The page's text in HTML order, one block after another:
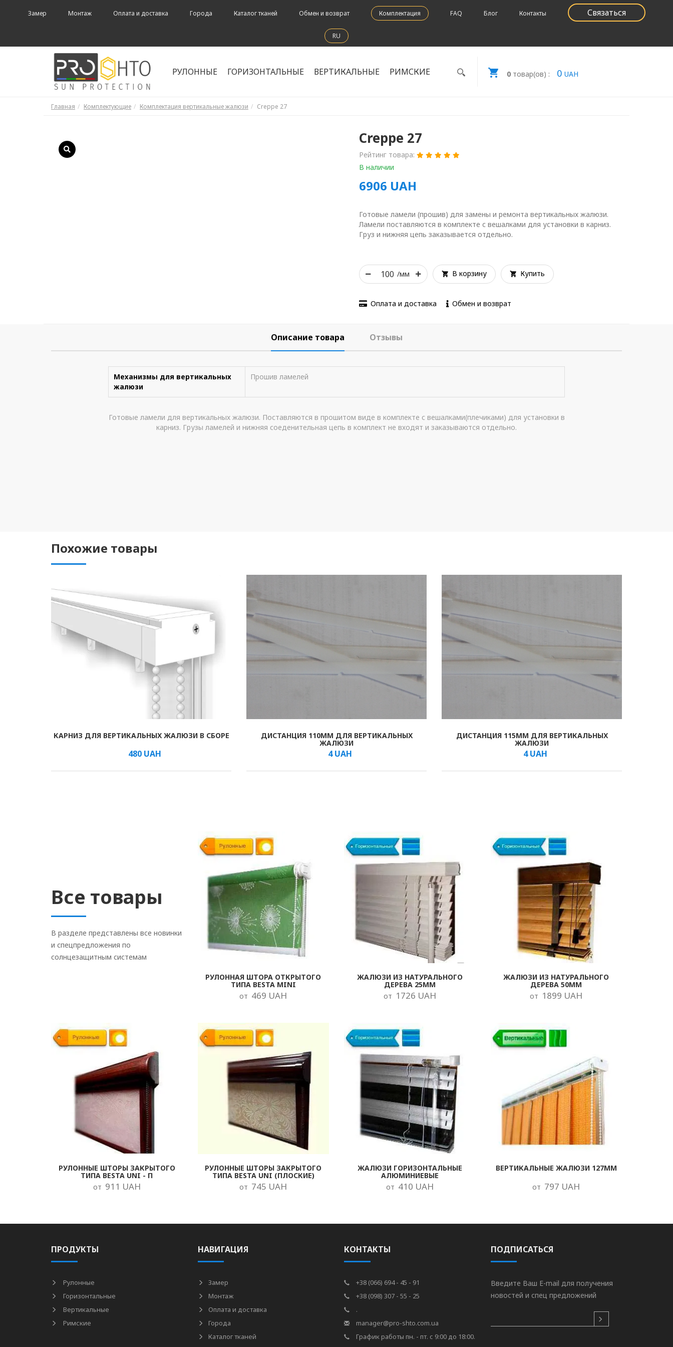
Замер Монтаж Оплата и доставка Города Каталог тканей Обмен и возврат Комплектация FAQ Блог Контакты Связаться
RU
РУЛОННЫЕ ГОРИЗОНТАЛЬНЫЕ ВЕРТИКАЛЬНЫЕ РИМСКИЕ 0товар(ов) : 0 UAH
Главная Комплектующие Комплектация вертикальные жалюзи Creppe 27
Creppe 27
Рейтинг товара:
В наличии
6906 UAH
Готовые ламели (прошив) для замены и ремонта вертикальных жалюзи.
Ламели поставляются в комплекте с вешалками для установки в карниз.
Груз и нижняя цепь заказывается отдельно.
/мм В корзину Купить
Оплата и доставка Обмен и возврат
Описание товара Отзывы
Механизмы для вертикальных
жалюзи
Прошив ламелей
Готовые ламели для вертикальных жалюзи. Поставляются в прошитом виде в комплекте с вешалками(плечиками) для установки в
карниз. Грузы ламелей и нижняя соеденительная цепь в комплект не входят и заказываются отдельно.
Похожие товары
КАРНИЗ ДЛЯ ВЕРТИКАЛЬНЫХ ЖАЛЮЗИ В СБОРЕ
480 UAH
/шт. В КОРЗИНУ
ДИСТАНЦИЯ 110ММ ДЛЯ ВЕРТИКАЛЬНЫХ
ЖАЛЮЗИ
4UAH
/шт. В КОРЗИНУ
ДИСТАНЦИЯ 115ММ ДЛЯ ВЕРТИКАЛЬНЫХ
ЖАЛЮЗИ
4UAH
Все товары
В разделе представлены все новинки
и спецпредложения по
солнцезащитным системам
РУЛОННАЯ ШТОРА ОТКРЫТОГО
ТИПА BESTA MINI
от 469 UAH
ЖАЛЮЗИ ИЗ НАТУРАЛЬНОГО
ДЕРЕВА 25ММ
от 1726 UAH
ЖАЛЮЗИ ИЗ НАТУРАЛЬНОГО
ДЕРЕВА 50ММ
от 1899 UAH
РУЛОННЫЕ ШТОРЫ ЗАКРЫТОГО
ТИПА BESTA UNI - П
от 911 UAH
РУЛОННЫЕ ШТОРЫ ЗАКРЫТОГО
ТИПА BESTA UNI (ПЛОСКИЕ)
от 745 UAH
ЖАЛЮЗИ ГОРИЗОНТАЛЬНЫЕ
АЛЮМИНИЕВЫЕ
от 410 UAH
ВЕРТИКАЛЬНЫЕ ЖАЛЮЗИ 127ММ
от 797 UAH
ПРОДУКТЫ
Рулонные
Горизонтальные
Вертикальные
Римские
НАВИГАЦИЯ
Замер
Монтаж
Оплата и доставка
Города
Каталог тканей
КОНТАКТЫ
+38 (066) 694 - 45 - 91
+38 (098) 307 - 55 - 25
.
manager@pro-shto.com.ua
График работы пн. - пт. с 9:00 до 18:00.
ПОДПИСАТЬСЯ
Введите Ваш E-mail для получения
новостей и спец предложений